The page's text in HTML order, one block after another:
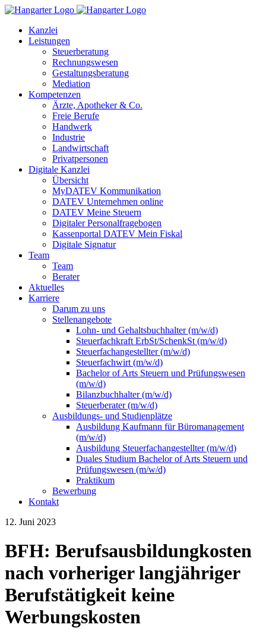
Kanzlei
Leistungen
Steuerberatung
Rechnungswesen
Gestaltungsberatung
Mediation
Kompetenzen
Ärzte, Apotheker & Co.
Freie Berufe
Handwerk
Industrie
Landwirtschaft
Privatpersonen
Digitale Kanzlei
Übersicht
MyDATEV Kommunikation
DATEV Unternehmen online
DATEV Meine Steuern
Digitaler Personalfragebogen
Kassenportal DATEV Mein Fiskal
Digitale Signatur
Team
Team
Berater
Aktuelles
Karriere
Darum zu uns
Stellenangebote
Lohn- und Gehaltsbuchhalter (m/w/d)
Steuerfachkraft ErbSt/SchenkSt (m/w/d)
Steuerfachangestellter (m/w/d)
Steuerfachwirt (m/w/d)
Bachelor of Arts Steuern und Prüfungswesen
(m/w/d)
Bilanzbuchhalter (m/w/d)
Steuerberater (m/w/d)
Ausbildungs- und Studienplätze
Ausbildung Kaufmann für Büromanagement
(m/w/d)
Ausbildung Steuerfachangestellter (m/w/d)
Duales Studium Bachelor of Arts Steuern und
Prüfungswesen (m/w/d)
Praktikum
Bewerbung
Kontakt
12. Juni 2023
BFH: Berufsaus­bildungkosten
nach vorheriger langjähriger
Berufs­tätigkeit keine
Werbungs­kosten